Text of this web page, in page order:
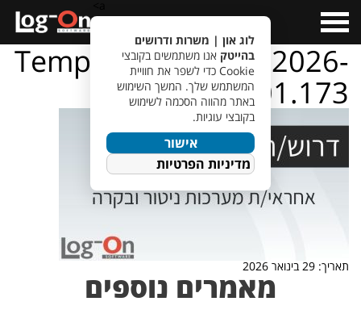
Menu
TempletJobsWeb – 2026-
01-29T090301.173
תאריך: 29 בינואר 2026
מאמרים נוספים
לוג און | משרות ודרושים
בהייטק אנו משתמשים בקובצי
Cookie כדי לשפר את חוויית
המשתמש שלך. המשך השימוש
באתר מהווה הסכמה לשימוש
בקובצי עוגיות.
אישור
מדיניות הפרטיות